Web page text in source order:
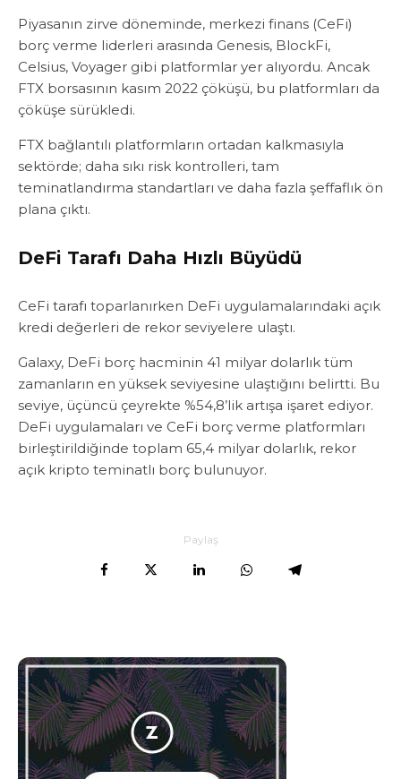
Piyasanın zirve döneminde, merkezi finans (CeFi)
borç verme liderleri arasında Genesis, BlockFi,
Celsius, Voyager gibi platformlar yer alıyordu. Ancak
FTX borsasının kasım 2022 çöküşü, bu platformları da
çöküşe sürükledi.
FTX bağlantılı platformların ortadan kalkmasıyla
sektörde; daha sıkı risk kontrolleri, tam
teminatlandırma standartları ve daha fazla şeffaflık ön
plana çıktı.
DeFi Tarafı Daha Hızlı Büyüdü
CeFi tarafı toparlanırken DeFi uygulamalarındaki açık
kredi değerleri de rekor seviyelere ulaştı.
Galaxy, DeFi borç hacminin 41 milyar dolarlık tüm
zamanların en yüksek seviyesine ulaştığını belirtti. Bu
seviye, üçüncü çeyrekte %54,8’lik artışa işaret ediyor.
DeFi uygulamaları ve CeFi borç verme platformları
birleştirildiğinde toplam 65,4 milyar dolarlık, rekor
açık kripto teminatlı borç bulunuyor.
Paylaş